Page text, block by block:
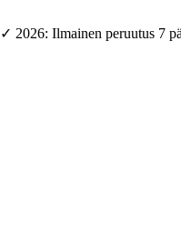
✓ 2026: Ilmainen peruutus 7